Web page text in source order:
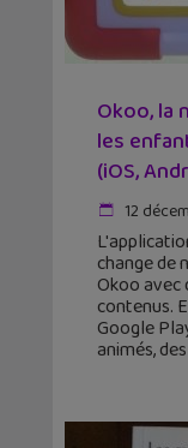
Okoo, la
les
(iOS,
12
change de
Okoo
contenus.
Google
animés,